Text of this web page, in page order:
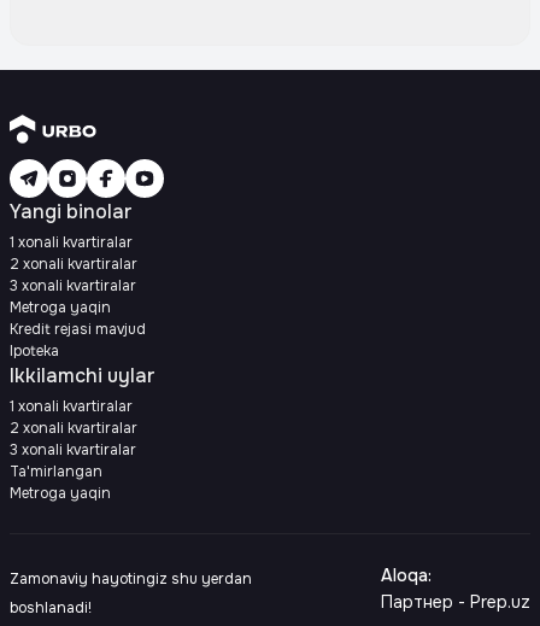
Yangi binolar
1 xonali kvartiralar
2 xonali kvartiralar
3 xonali kvartiralar
Metroga yaqin
Kredit rejasi mavjud
Ipoteka
Ikkilamchi uylar
1 xonali kvartiralar
2 xonali kvartiralar
3 xonali kvartiralar
Ta'mirlangan
Metroga yaqin
Zamonaviy hayotingiz shu yerdan
boshlanadi!
Aloqa:
Партнер - Prep.uz